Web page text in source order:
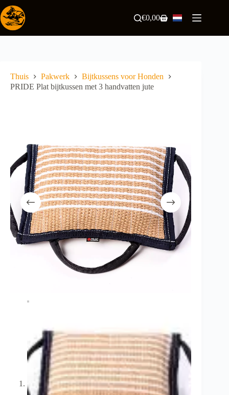
naar
de
inhoud
Winkelwagen
€0,00
Thuis Pakwerk
Bijtkussens voor Honden
PRIDE Plat bijtkussen met 3 handvatten jute